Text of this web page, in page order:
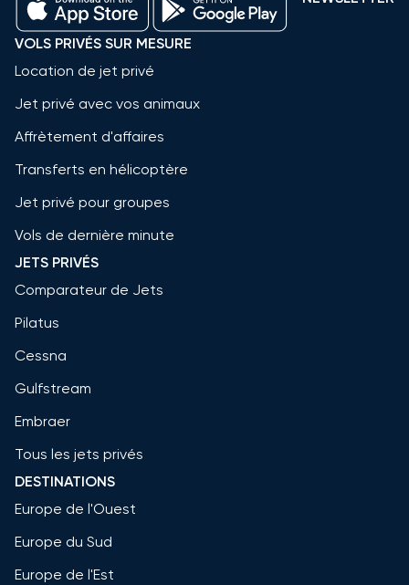
VOLS PRIVÉS SUR MESURE
Location de jet privé
Jet privé avec vos animaux
Affrètement d'affaires
Transferts en hélicoptère
Jet privé pour groupes
Vols de dernière minute
JETS PRIVÉS
Comparateur de Jets
Pilatus
Cessna
Gulfstream
Embraer
Tous les jets privés
DESTINATIONS
Europe de l'Ouest
Europe du Sud
Europe de l'Est